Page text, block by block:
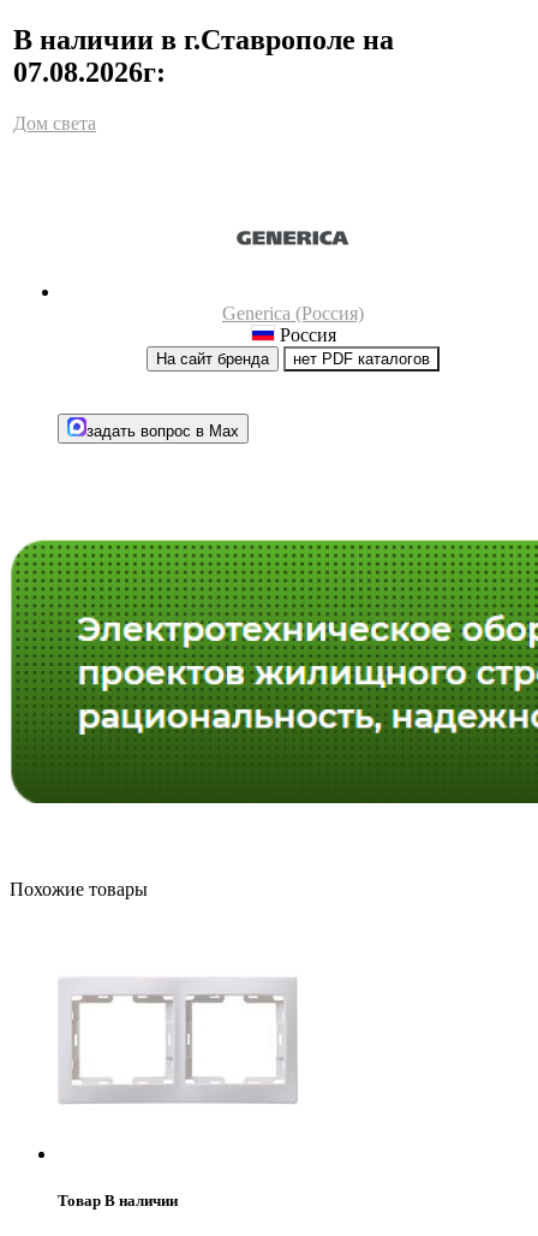
В наличии в г.Ставрополе на
07.08.2026г:
Дом света
Generica (Россия)
Россия
На сайт бренда нет PDF каталогов
задать вопрос в Max
Похожие товары
Товар В наличии